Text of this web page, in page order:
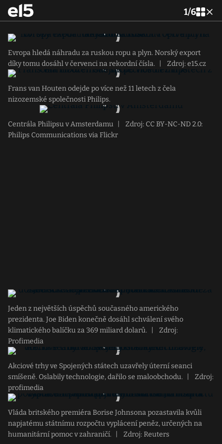
1/6
Evropa hledá náhradu za ruskou ropu a plyn. Norský export
díky tomu dosáhl v červenci na rekordní čísla.
Zdroj: e15.cz
Frans van Houten odejde po více než 11 letech z čela
nizozemské společnosti Philips.
Centrála Philipsu v Amsterdamu
Zdroj: CC BY-NC-ND 2.0:
Philips Communications via Flickr
Jeden z největších úspěchů současného amerického
prezidenta. Joe Biden konečně dosáhl schválení svého
klimatického balíčku za 369 miliard dolarů.
Zdroj:
Profimedia
Akciové trhy ve Spojených státech uzavřely úterní seanci
smíšeně. Oslabily technologie, dařilo se maloobchodu.
Zdroj:
profimedia
Vláda britského premiéra Borise Johnsona pozastavila kvůli
napjatému státnímu rozpočtu vyplácení peněz, určených na
humanitární pomoc v zahraničí.
Zdroj: Reuters